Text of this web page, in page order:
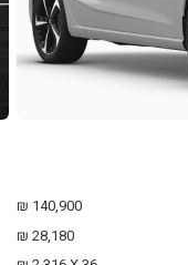
140,900 ₪
28,180 ₪